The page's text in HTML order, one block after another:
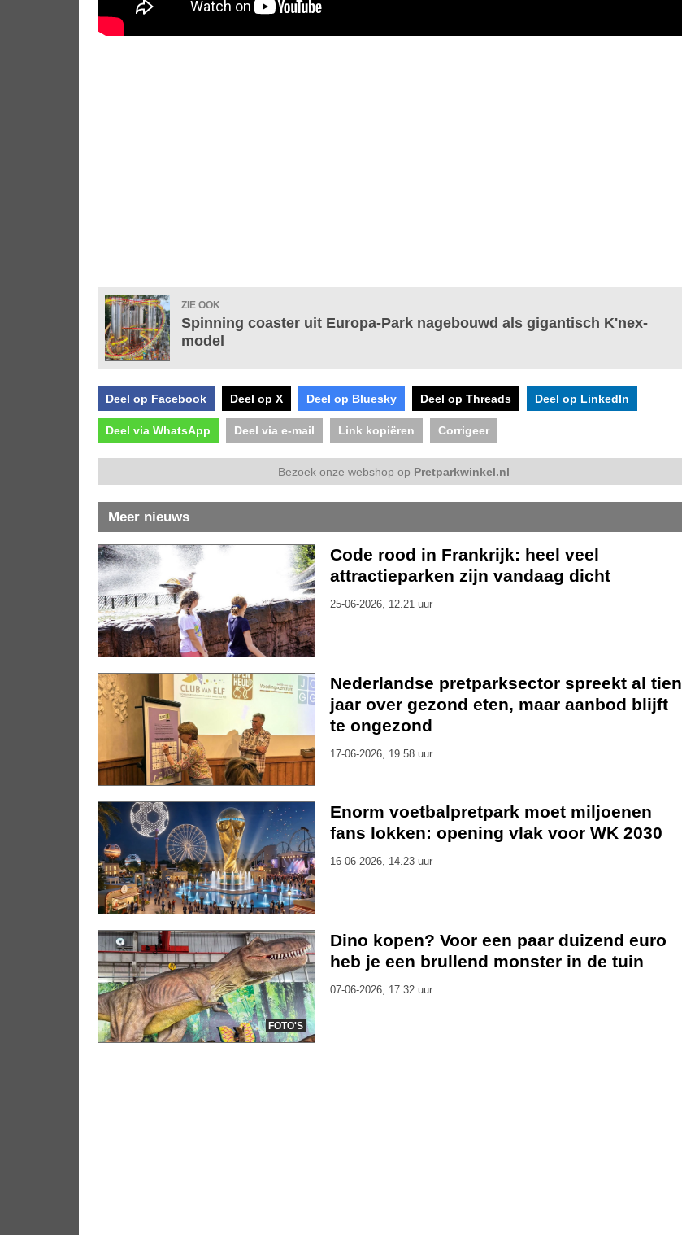
ZIE OOK
Spinning coaster uit Europa-Park nagebouwd als gigantisch K'nex-
model
Deel op Facebook Deel op X Deel op Bluesky Deel op Threads Deel op LinkedIn
Deel via WhatsApp Deel via e-mail Link kopiëren Corrigeer
Bezoek onze webshop op Pretparkwinkel.nl
Meer nieuws
Code rood in Frankrijk: heel veel
attractieparken zijn vandaag dicht
25-06-2026, 12.21 uur
Nederlandse pretparksector spreekt al tien
jaar over gezond eten, maar aanbod blijft
te ongezond
17-06-2026, 19.58 uur
Enorm voetbalpretpark moet miljoenen
fans lokken: opening vlak voor WK 2030
16-06-2026, 14.23 uur
FOTO'S
Dino kopen? Voor een paar duizend euro
heb je een brullend monster in de tuin
07-06-2026, 17.32 uur